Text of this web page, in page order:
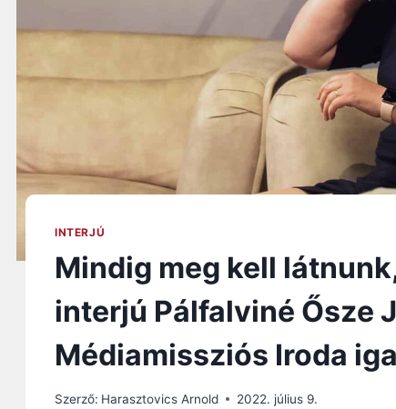
INTERJÚ
Mindig meg kell
interjú Pálfalviné Ősze
Médiamissziós Iroda
Szerző: Harasztovics Arnold 2022. július 9.